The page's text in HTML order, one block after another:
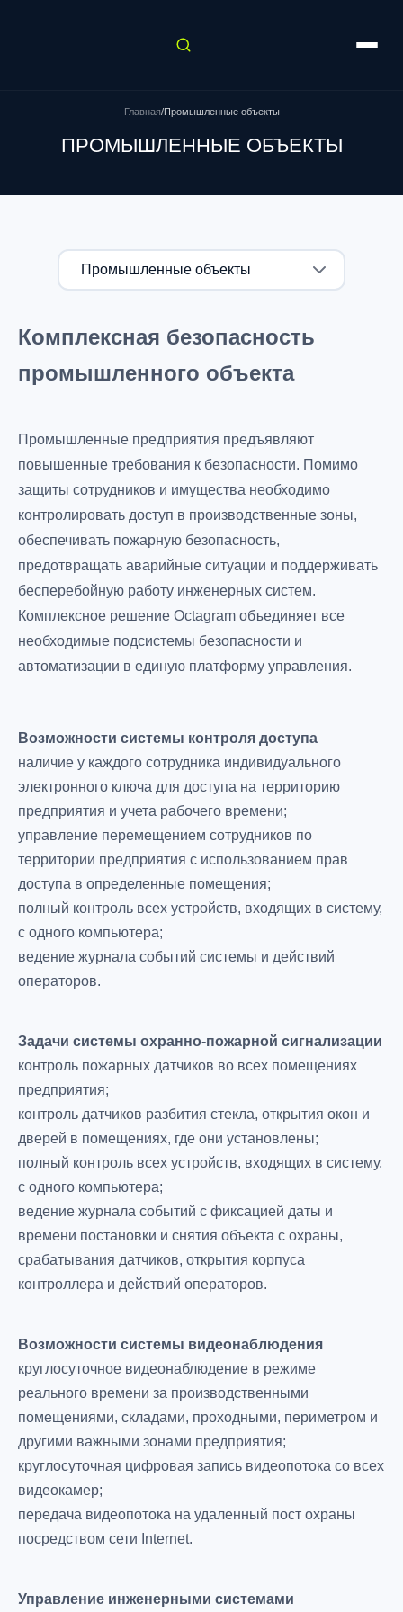
Главная/Промышленные объекты
ПРОМЫШЛЕННЫЕ ОБЪЕКТЫ
Комплексная безопасность
промышленного объекта
Промышленные предприятия предъявляют
повышенные требования к безопасности. Помимо
защиты сотрудников и имущества необходимо
контролировать доступ в производственные зоны,
обеспечивать пожарную безопасность,
предотвращать аварийные ситуации и поддерживать
бесперебойную работу инженерных систем.
Комплексное решение Octagram объединяет все
необходимые подсистемы безопасности и
автоматизации в единую платформу управления.
Возможности системы контроля доступа
наличие у каждого сотрудника индивидуального
электронного ключа для доступа на территорию
предприятия и учета рабочего времени;
управление перемещением сотрудников по
территории предприятия с использованием прав
доступа в определенные помещения;
полный контроль всех устройств, входящих в систему,
с одного компьютера;
ведение журнала событий системы и действий
операторов.
Задачи системы охранно-пожарной сигнализации
контроль пожарных датчиков во всех помещениях
предприятия;
контроль датчиков разбития стекла, открытия окон и
дверей в помещениях, где они установлены;
полный контроль всех устройств, входящих в систему,
с одного компьютера;
ведение журнала событий с фиксацией даты и
времени постановки и снятия объекта с охраны,
срабатывания датчиков, открытия корпуса
контроллера и действий операторов.
Возможности системы видеонаблюдения
круглосуточное видеонаблюдение в режиме
реального времени за производственными
помещениями, складами, проходными, периметром и
другими важными зонами предприятия;
круглосуточная цифровая запись видеопотока со всех
видеокамер;
передача видеопотока на удаленный пост охраны
посредством сети Internet.
Управление инженерными системами